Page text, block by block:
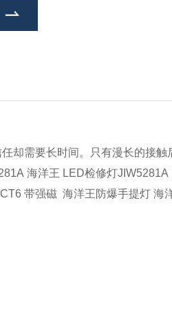
却需要长时间。只有漫长的接触
海洋王 LED检修灯JIW5281A
带强磁 海洋王防爆手提灯 海